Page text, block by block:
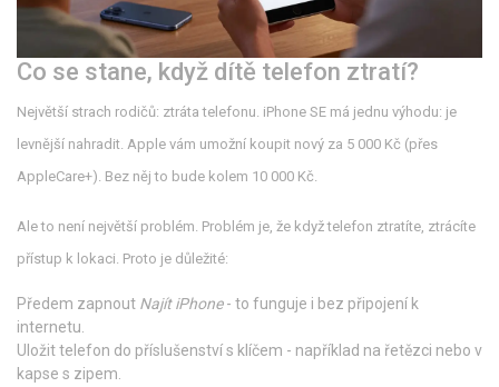
Co se stane, když dítě telefon ztratí?
Největší strach rodičů: ztráta telefonu. iPhone SE má jednu výhodu: je
levnější nahradit. Apple vám umožní koupit nový za 5 000 Kč (přes
AppleCare+). Bez něj to bude kolem 10 000 Kč.
Ale to není největší problém. Problém je, že když telefon ztratíte, ztrácíte
přístup k lokaci. Proto je důležité:
Předem zapnout Najít iPhone- to funguje i bez připojení k
internetu.
Uložit telefon do příslušenství s klíčem - například na řetězci nebo v
kapse s zipem.